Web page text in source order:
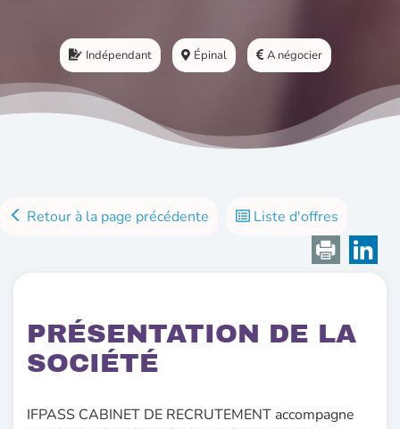
Indépendant Épinal A négocier
Retour à la page précédente Liste d'offres
PRÉSENTATION DE LA
SOCIÉTÉ
IFPASS CABINET DE RECRUTEMENT accompagne